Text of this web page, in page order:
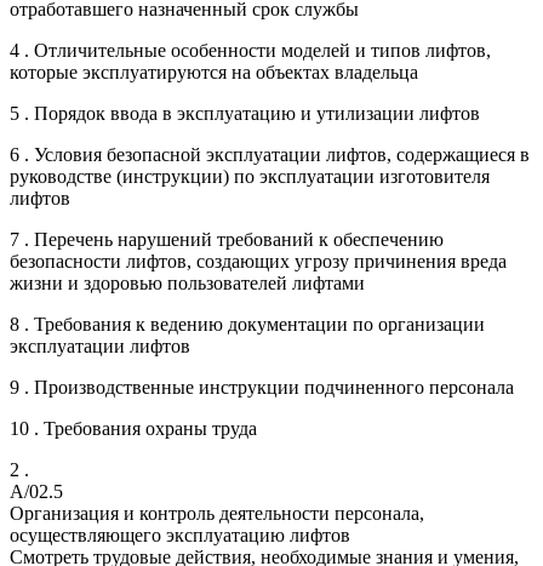
отработавшего назначенный срок службы
4 . Отличительные особенности моделей и типов лифтов,
которые эксплуатируются на объектах владельца
5 . Порядок ввода в эксплуатацию и утилизации лифтов
6 . Условия безопасной эксплуатации лифтов, содержащиеся в
руководстве (инструкции) по эксплуатации изготовителя
лифтов
7 . Перечень нарушений требований к обеспечению
безопасности лифтов, создающих угрозу причинения вреда
жизни и здоровью пользователей лифтами
8 . Требования к ведению документации по организации
эксплуатации лифтов
9 . Производственные инструкции подчиненного персонала
10 . Требования охраны труда
2 .
A/02.5
Организация и контроль деятельности персонала,
осуществляющего эксплуатацию лифтов
Смотреть трудовые действия, необходимые знания и умения,